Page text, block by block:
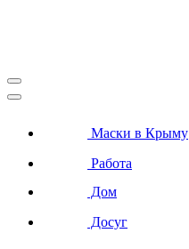
Маски в Крыму
Работа
Дом
Досуг